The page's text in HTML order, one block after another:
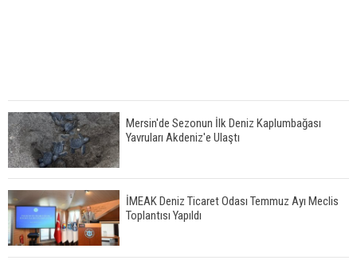
Mersin'de Sezonun İlk Deniz Kaplumbağası
Yavruları Akdeniz'e Ulaştı
İMEAK Deniz Ticaret Odası Temmuz Ayı Meclis
Toplantısı Yapıldı